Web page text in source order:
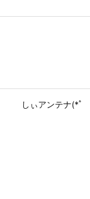
しぃアンテナ(*ﾟ